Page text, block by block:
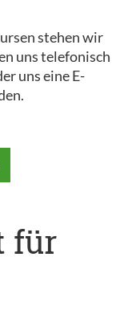
stehen wir
uns telefonisch
uns eine E-
für